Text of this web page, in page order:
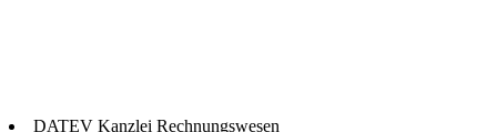
DATEV Kanzlei Rechnungswesen